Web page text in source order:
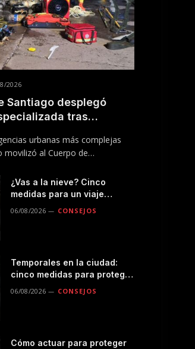
2026
Santiago desplegó
tras
urbanas más complejas
al Cuerpo de
¿Vas a la nieve? Cinco
medidas para un viaje
06/08/2026 CONSEJOS
Temporales en la ciudad:
cinco medidas para proteger
06/08/2026 CONSEJOS
Cómo actuar para proteger